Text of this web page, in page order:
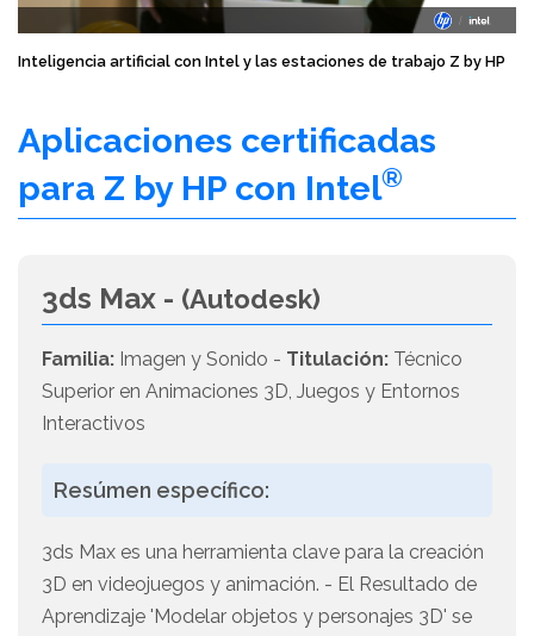
Inteligencia artificial con Intel y las estaciones de trabajo Z by HP
Aplicaciones certificadas
para Z by HP con Intel®
3ds Max - (Autodesk)
Familia: Imagen y Sonido - Titulación: Técnico
Superior en Animaciones 3D, Juegos y Entornos
Interactivos
Resúmen específico:
3ds Max es una herramienta clave para la creación
3D en videojuegos y animación. - El Resultado de
Aprendizaje 'Modelar objetos y personajes 3D' se